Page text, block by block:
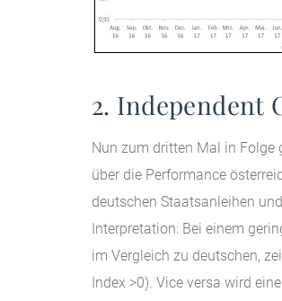
2. Independent
Nun zum dritten Mal in Folge
über die Performance
deutschen Staatsanleihen
Interpretation: Bei einem
im Vergleich zu deutschen,
Index >0). Vice versa wird